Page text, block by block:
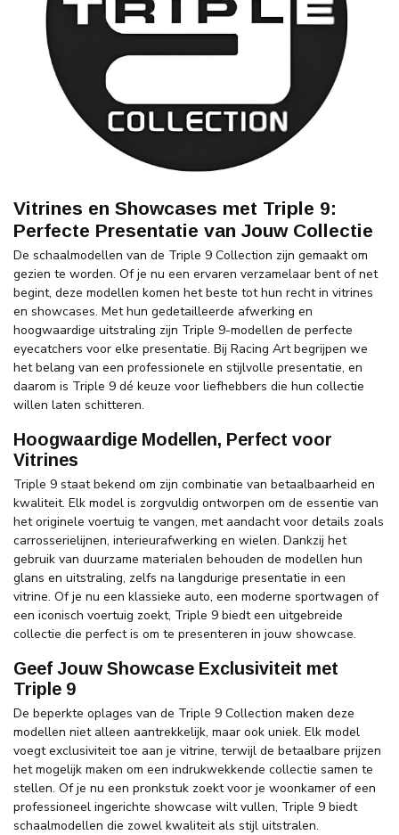
Vitrines en Showcases met Triple 9:
Perfecte Presentatie van Jouw Collectie
De schaalmodellen van de Triple 9 Collection zijn gemaakt om
gezien te worden. Of je nu een ervaren verzamelaar bent of net
begint, deze modellen komen het beste tot hun recht in vitrines
en showcases. Met hun gedetailleerde afwerking en
hoogwaardige uitstraling zijn Triple 9-modellen de perfecte
eyecatchers voor elke presentatie. Bij Racing Art begrijpen we
het belang van een professionele en stijlvolle presentatie, en
daarom is Triple 9 dé keuze voor liefhebbers die hun collectie
willen laten schitteren.
Hoogwaardige Modellen, Perfect voor
Vitrines
Triple 9 staat bekend om zijn combinatie van betaalbaarheid en
kwaliteit. Elk model is zorgvuldig ontworpen om de essentie van
het originele voertuig te vangen, met aandacht voor details zoals
carrosserielijnen, interieurafwerking en wielen. Dankzij het
gebruik van duurzame materialen behouden de modellen hun
glans en uitstraling, zelfs na langdurige presentatie in een
vitrine. Of je nu een klassieke auto, een moderne sportwagen of
een iconisch voertuig zoekt, Triple 9 biedt een uitgebreide
collectie die perfect is om te presenteren in jouw showcase.
Geef Jouw Showcase Exclusiviteit met
Triple 9
De beperkte oplages van de Triple 9 Collection maken deze
modellen niet alleen aantrekkelijk, maar ook uniek. Elk model
voegt exclusiviteit toe aan je vitrine, terwijl de betaalbare prijzen
het mogelijk maken om een indrukwekkende collectie samen te
stellen. Of je nu een pronkstuk zoekt voor je woonkamer of een
professioneel ingerichte showcase wilt vullen, Triple 9 biedt
schaalmodellen die zowel kwaliteit als stijl uitstralen.